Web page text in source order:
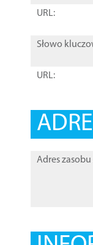
URL:
Słowo
URL:
Adres